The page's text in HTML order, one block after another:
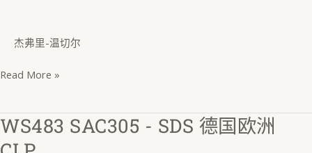
杰弗里-温切尔
Europe
Read More »
WS483 SAC305 - SDS 德国欧洲
WS483
SAC305